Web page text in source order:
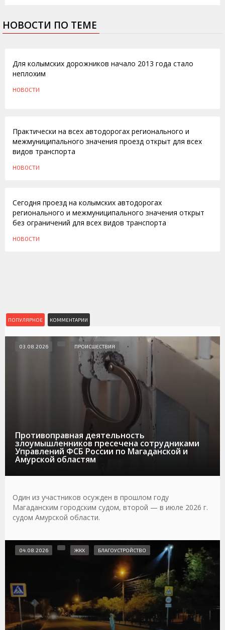
НОВОСТИ ПО ТЕМЕ
Для колымских дорожников начало 2013 года стало
неплохим
НОВОСТИ
Практически на всех автодорогах регионального и
межмуниципального значения проезд открыт для всех
видов транспорта
НОВОСТИ
Сегодня проезд на колымских автодорогах
регионального и межмуниципального значения открыт
без ограничений для всех видов транспорта
НОВОСТИ
ПОПУЛЯРНОЕ КОММЕНТАРИИ
Противоправная деятельность
злоумышленников пресечена сотрудниками
Управлений ФСБ России по Магаданской и
Амурской областям
03.08.2026 ПРОИСШЕСТВИЯ
Один из участников осужден в прошлом году
Магаданским городским судом, второй — в июле 2026 г.
судом Амурской области.
04.08.2026 ЖКХ БЛАГОУСТРОЙСТВО